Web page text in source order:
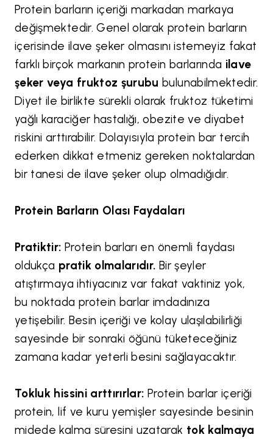
Protein barların içeriği markadan markaya
değişmektedir. Genel olarak protein barların
içerisinde ilave şeker olmasını istemeyiz fakat
farklı birçok markanın protein barlarında ilave
şeker veya fruktoz şurubu bulunabilmektedir.
Diyet ile birlikte sürekli olarak fruktoz tüketimi
yağlı karaciğer hastalığı, obezite ve diyabet
riskini arttırabilir. Dolayısıyla protein bar tercih
ederken dikkat etmeniz gereken noktalardan
bir tanesi de ilave şeker olup olmadığıdır.
Protein Barların Olası Faydaları
Pratiktir: Protein barları en önemli faydası
oldukça pratik olmalarıdır. Bir şeyler
atıştırmaya ihtiyacınız var fakat vaktiniz yok,
bu noktada protein barlar imdadınıza
yetişebilir. Besin içeriği ve kolay ulaşılabilirliği
sayesinde bir sonraki öğünü tüketeceğiniz
zamana kadar yeterli besini sağlayacaktır.
Tokluk hissini arttırırlar: Protein barlar içeriği
protein, lif ve kuru yemişler sayesinde besinin
midede kalma süresini uzatarak tok kalmaya